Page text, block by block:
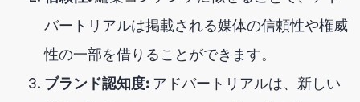
バートリアルは掲載される媒体の信頼性や権威
性の一部を借りることができます。
ブランド認知度: アドバートリアルは、新しい